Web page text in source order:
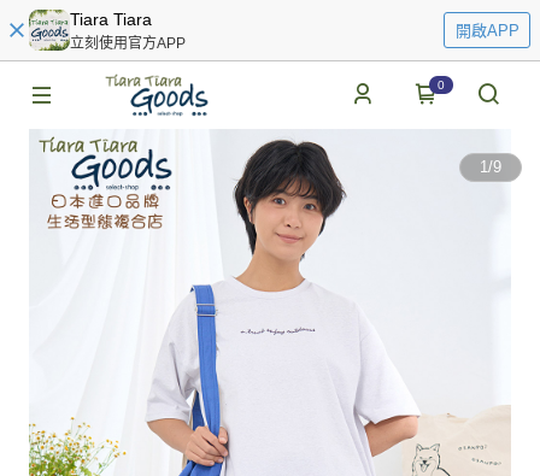
Tiara Tiara
立刻使用官方APP
開啟APP
0
1/9